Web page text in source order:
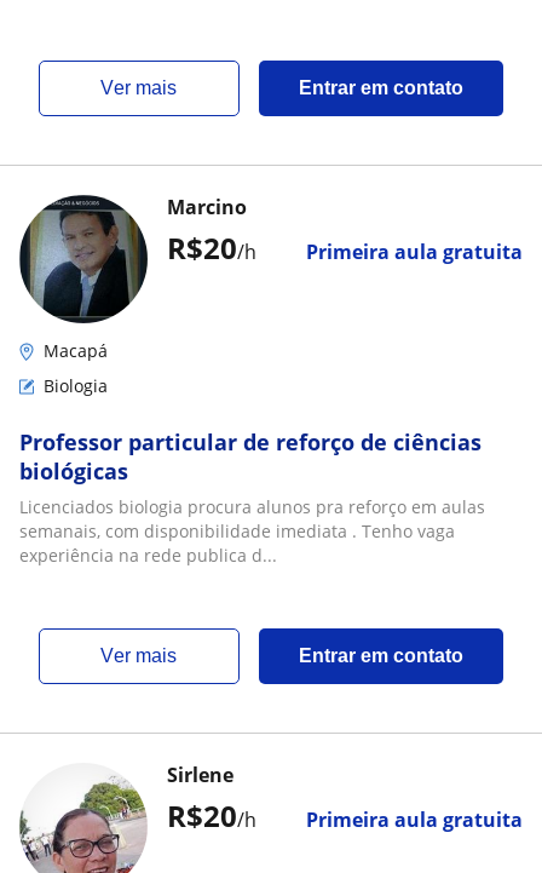
ver mais Entrar em contato
R$20/h Primeira aula gratuita
Marcino
Macapá
Biologia
Professor particular de reforço de ciências
biológicas
Licenciados biologia procura alunos pra reforço em aulas
semanais, com disponibilidade imediata . Tenho vaga
experiência na rede publica d...
ver mais Entrar em contato
R$20/h Primeira aula gratuita
Sirlene